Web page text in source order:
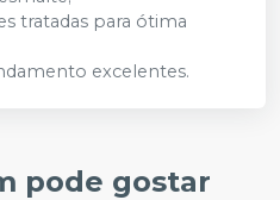
tratadas para ótima
excelentes.
pode gostar